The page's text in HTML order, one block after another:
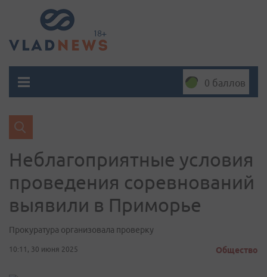
0 баллов
Неблагоприятные условия
проведения соревнований
выявили в Приморье
Прокуратура организовала проверку
10:11, 30 июня 2025 Общество